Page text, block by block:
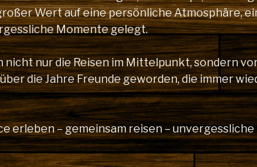
Wert auf eine persönliche Atmosphäre,
Momente gelegt.
nicht nur die Reisen im Mittelpunkt, sondern
die Jahre Freunde geworden, die immer
erleben – gemeinsam reisen –